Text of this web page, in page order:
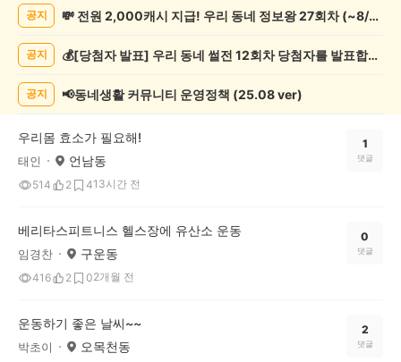
강/
목
공지 💸 전원 2,000캐시 지급! 우리 동네 정보왕 27회차 (~8/10)
공지 💰[당첨자 발표] 우리 동네 썰전 12회차 당첨자를 발표합니다!
공지 📢동네생활 커뮤니티 운영정책 (25.08 ver)
우리몸 효소가 필요해!
태인 언남동
514 2 413시간 전
1
댓글
베리타스피트니스 헬스장에 유산소 운동
임경찬 구운동
416 2 02개월 전
0
댓글
운동하기 좋은 날씨~~
박초이 오목천동
2
댓글